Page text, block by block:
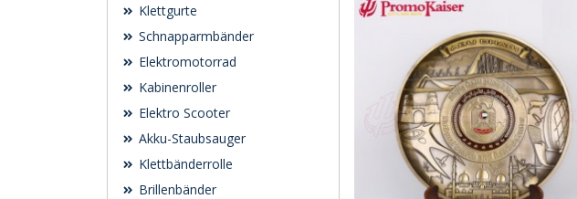
Klettgurte
Schnapparmbänder
Elektromotorrad
Kabinenroller
Elektro Scooter
Akku-Staubsauger
Klettbänderrolle
Brillenbänder
Individuelle
Werbeartikel
anfragen